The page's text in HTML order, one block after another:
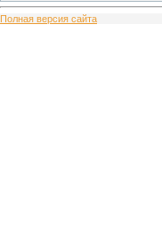
Полная версия сайта